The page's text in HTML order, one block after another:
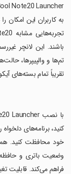
به کاربران این امکان
باشند. این لانچر
تم‌ها و والپیپرها،
تقریباً تمام بسته‌های
کنید، برنامه‌های
خود محافظت کنید.
وضعیت باتری و